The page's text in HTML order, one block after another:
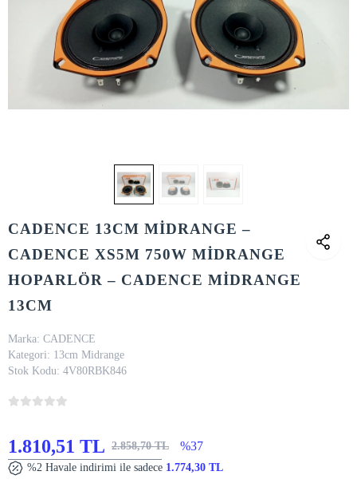
CADENCE 13CM MİDRANGE –
CADENCE XS5M 750W MİDRANGE
HOPARLÖR – CADENCE MİDRANGE
13CM
Marka: CADENCE
Kategori: 13cm Midrange
Stok Kodu: 4V80RBK846
1.810,51 TL 2.858,70 TL %37
%2 Havale indirimi ile sadece 1.774,30 TL